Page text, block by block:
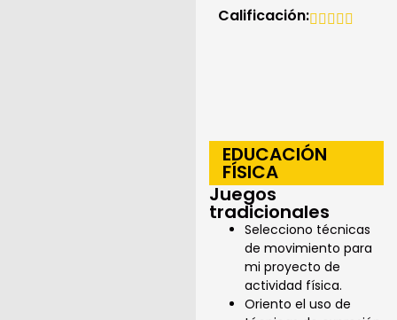
Calificación:
EDUCACIÓN
FÍSICA
Juegos
tradicionales
Selecciono técnicas
de movimiento para
mi proyecto de
actividad física.
Oriento el uso de